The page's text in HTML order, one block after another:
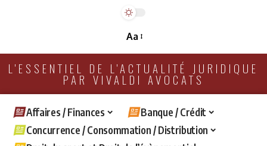
Aa
L'ESSENTIEL DE L'ACTUALITÉ JURIDIQUE
PAR VIVALDI AVOCATS
Affaires / Finances
Banque / Crédit
Concurrence / Consommation / Distribution